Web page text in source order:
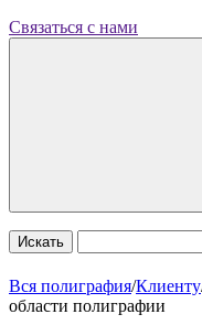
Связаться с нами
Искать
Вся полиграфия/Клиенту
области полиграфии